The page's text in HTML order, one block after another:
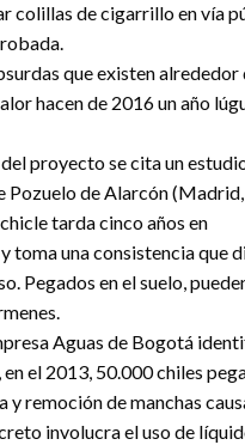
colillas de cigarrillo en vía
que existen alrededor
hacen de 2016 un año
proyecto se cita un
Pozuelo de Alarcón (Madrid,
tarda cinco años en
toma una consistencia que
Pegados en el suelo,
Aguas de Bogotá
el 2013, 50.000 chiles
y remoción de manchas
involucra el uso de